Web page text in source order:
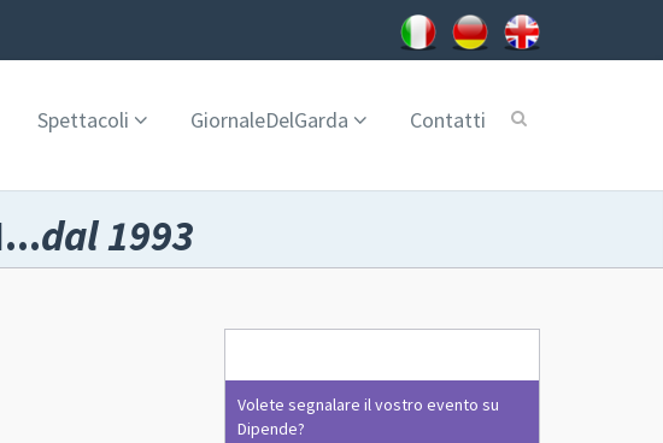
Spettacoli GiornaleDelGarda Contatti
dal 1993
Volete segnalare il vostro evento su
Dipende?